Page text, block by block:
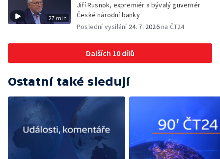
27 min
Jiří Rusnok, expremiér a bývalý guvernér
České národní banky
Poslední vysílání 24. 7. 2026na ČT24
Dalších 10 dílů
Ostatní také sledují